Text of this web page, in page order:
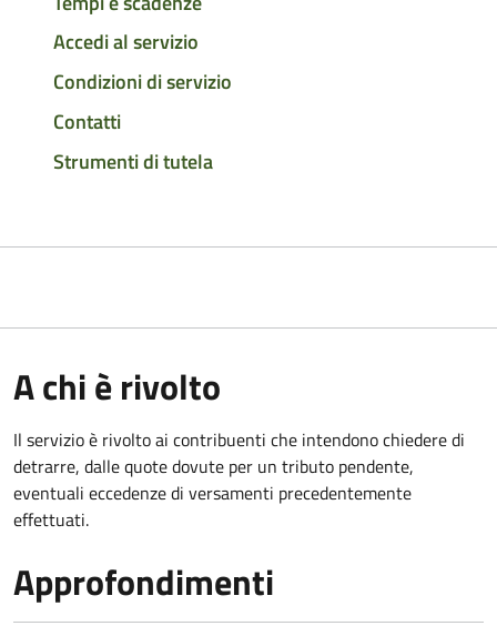
Accedi al servizio
Condizioni di servizio
Contatti
Strumenti di tutela
A chi è rivolto
Il servizio è rivolto ai contribuenti che intendono chiedere di
detrarre, dalle quote dovute per un tributo pendente,
eventuali eccedenze di versamenti precedentemente
effettuati.
Approfondimenti